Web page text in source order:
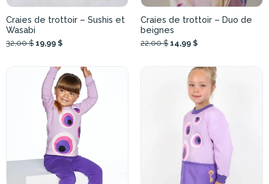
Craies de trottoir – Sushis et
Wasabi
32,00 $ 19,99 $
Craies de trottoir – Duo de
beignes
22,00 $ 14,99 $